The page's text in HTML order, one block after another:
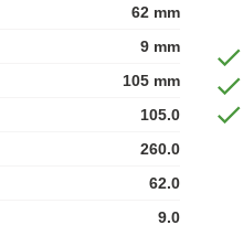
62 mm
9 mm
105 mm
105.0
260.0
62.0
9.0